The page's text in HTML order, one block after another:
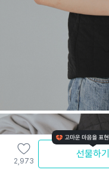
2,973
선물하기